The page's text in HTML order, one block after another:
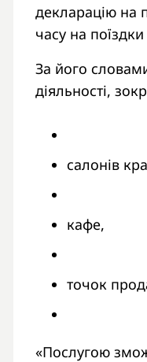
декларацію на
часу на
За його
діяльності,
салонів
кафе,
точок
«Послугою